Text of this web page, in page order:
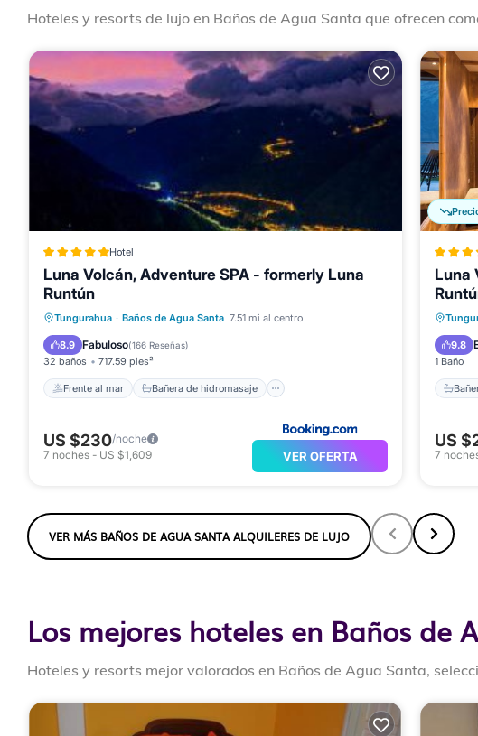
Hoteles y resorts de lujo en Baños de Agua Santa que ofrecen
Hotel
Luna Volcán, Adventure SPA - formerly Luna
Runtún
Tungurahua · Baños de Agua Santa 7.51 mi al centro
8.9 Fabuloso(166 Reseñas)
32 baños 717.59 pies²
Frente al mar Bañera de hidromasaje
Frente al mar
Bañera de hidromasaje
Desayuno
Aparcamiento
US $230/noche
7 noches - US $1,609 VER OFERTA
Luna
9.8
1 Baño
US
7
VER MÁS BAÑOS DE AGUA SANTA ALQUILERES DE LUJO
Los mejores hoteles en Baños de
Hoteles y resorts mejor valorados en Baños de Agua Santa,